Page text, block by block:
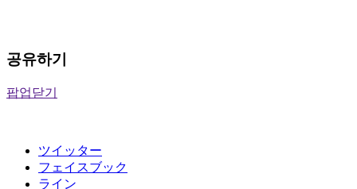
공유하기
팝업닫기
ツイッター
フェイスブック
ライン